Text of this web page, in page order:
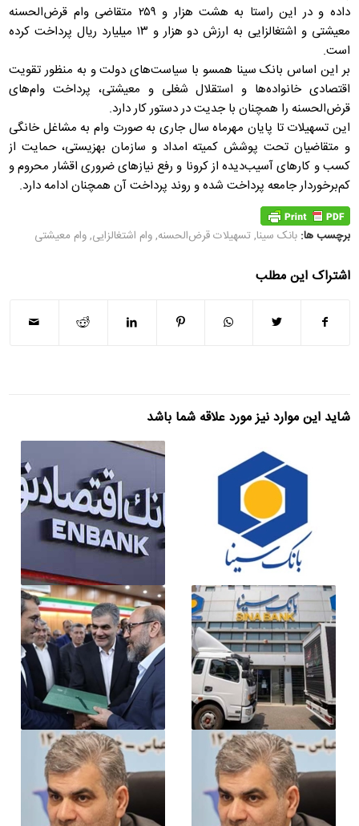
داده و در این راستا به هشت هزار و ۲۵۹ متقاضی وام قرض‌الحسنه
معیشتی و اشتغالزایی به ارزش دو هزار و ۱۳ میلیارد ریال پرداخت کرده
است.
بر این اساس بانک سینا همسو با سیاست‌های دولت و به منظور تقویت
اقتصادی خانواده‌ها و استقلال شغلی و معیشتی، پرداخت وام‌های
قرض‌الحسنه را همچنان با جدیت در دستور کار دارد.
این تسهیلات تا پایان مهرماه سال جاری به صورت وام به مشاغل خانگی
و متقاضیان تحت پوشش کمیته امداد و سازمان بهزیستی، حمایت از
کسب‌ و کارهای آسیب‌دیده از کرونا و رفع نیازهای ضروری اقشار محروم و
کم‌برخوردار جامعه پرداخت شده و روند پرداخت آن همچنان ادامه دارد.
برچسب ها: بانک سینا,تسهیلات قرض‌الحسنه,وام اشتغالزایی,وام معیشتی
اشتراک این مطلب
شاید این موارد نیز مورد علاقه شما باشد